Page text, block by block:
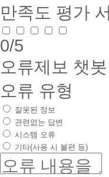
만족도 평가
0/5
오류제보 챗
오류 유형
잘못된 정보
관련없는 답변
시스템 오류
기타(사용 시 불편 등)